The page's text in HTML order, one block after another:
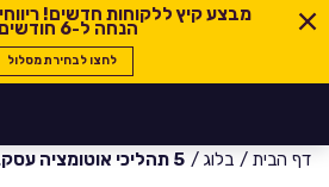
מבצע קיץ ללקוחות חדשים!
הנחה ל-6 חודשים
לחצו לבחירת מסלול
דף הבית בלוג 5